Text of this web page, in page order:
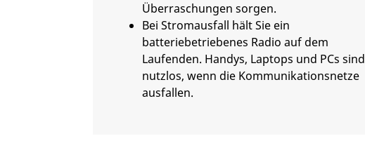
Überraschungen sorgen.
Bei Stromausfall hält Sie ein
batteriebetriebenes Radio auf dem
Laufenden. Handys, Laptops und PCs sind
nutzlos, wenn die Kommunikationsnetze
ausfallen.